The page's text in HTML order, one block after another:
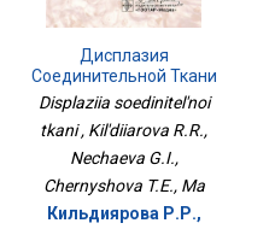
Дисплазия
Соединительной Ткани
Displaziia soedinitel'noi
tkani , Kil'diiarova R.R.,
Nechaeva G.I.,
Chernyshova T.E., Ma
Кильдиярова Р.Р.,